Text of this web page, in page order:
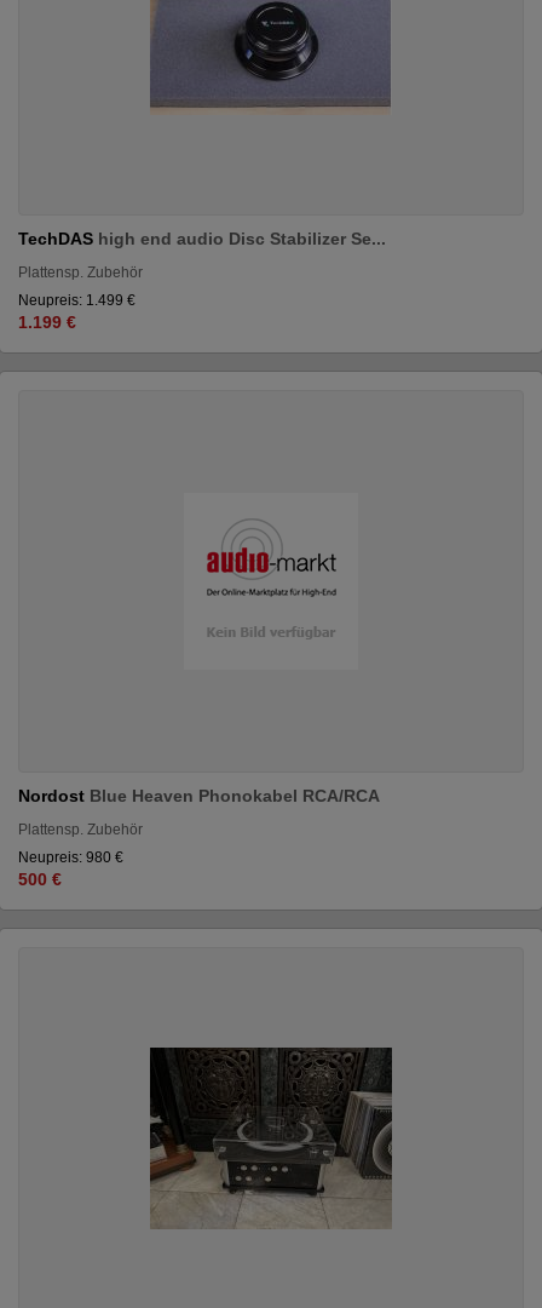
TechDAS high end audio Disc Stabilizer Se...
Plattensp. Zubehör
Neupreis: 1.499 €
1.199 €
Nordost Blue Heaven Phonokabel RCA/RCA
Plattensp. Zubehör
Neupreis: 980 €
500 €